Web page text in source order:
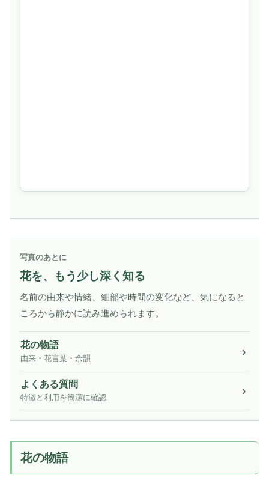
写真のあとに
花を、もう少し深く知る
名前の由来や情緒、細部や時間の変化など、気になると
ころから静かに読み進められます。
花の物語
由来・花言葉・余韻
よくある質問
特徴と利用を簡潔に確認
花の物語